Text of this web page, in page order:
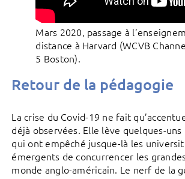
Mars 2020, passage à
distance à Harvard (WCVB
5 Boston).
Retour de la pédagogie
La crise du Covid-19 ne fait
déjà observées. Elle lève quelques-uns
qui ont empêché jusque-là les
émergents de concurrencer les
monde anglo-américain. Le nerf de la